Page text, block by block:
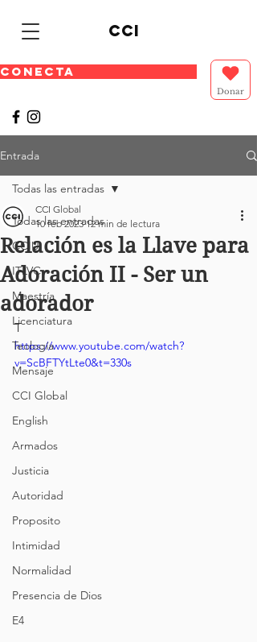
cci
CONECTA
Donar
Entrada
Todas las entradas
CCIU
ITLVC
Maestría
Licenciatura
Teología
Mensaje
CCI Global
English
Armados
Justicia
Autoridad
Proposito
Intimidad
Normalidad
Presencia de Dios
E4
Todas las entradas
Relación es la Llave para
Adoración II - Ser un
adorador
CCI Global
10 feb 2023 12 min de lectura
T
https://www.youtube.com/watch?
v=ScBFTYtLte0&t=330s